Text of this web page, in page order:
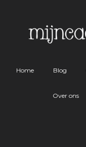
Home Blog
Over ons